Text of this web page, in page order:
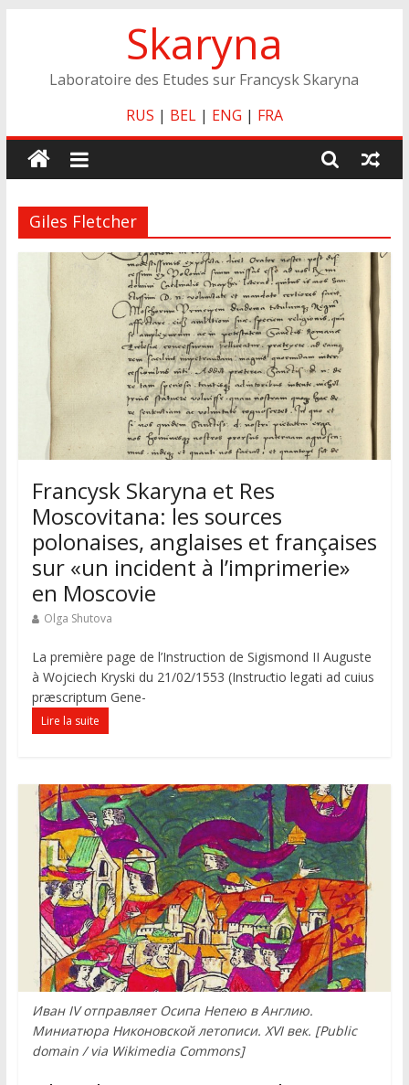
Skaryna
Laboratoire des Etudes sur Francysk Skaryna
RUS | BEL| ENG | FRA
Giles Fletcher
Francysk Skaryna et Res
Moscovitana: les sources
polonaises, anglaises et françaises
sur «un incident à l’imprimerie»
en Moscovie
Olga Shutova
La première page de l’Instruction de Sigismond II Auguste
à Wojciech Kryski du 21/02/1553 (Instruƈtio legati ad cuius
præscriptum Gene-
Lire la suite
Иван IV отправляет Осипа Непею в Англию.
Миниатюра Никоновской летописи. XVI век. [Public
domain / via Wikimedia Commons]